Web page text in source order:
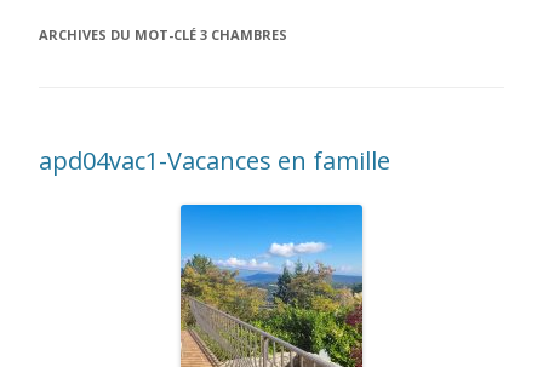
ARCHIVES DU MOT-CLÉ 3 CHAMBRES
apd04vac1-Vacances en famille